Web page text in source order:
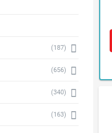
(187)
(656)
(340)
(163)